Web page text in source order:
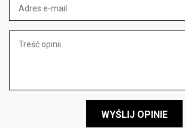
WYŚLIJ OPINIE